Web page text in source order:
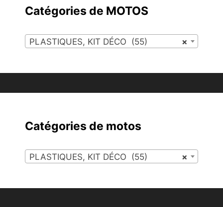
Catégories de MOTOS
×
PLASTIQUES, KIT DÉCO (55)
Catégories de motos
×
PLASTIQUES, KIT DÉCO (55)